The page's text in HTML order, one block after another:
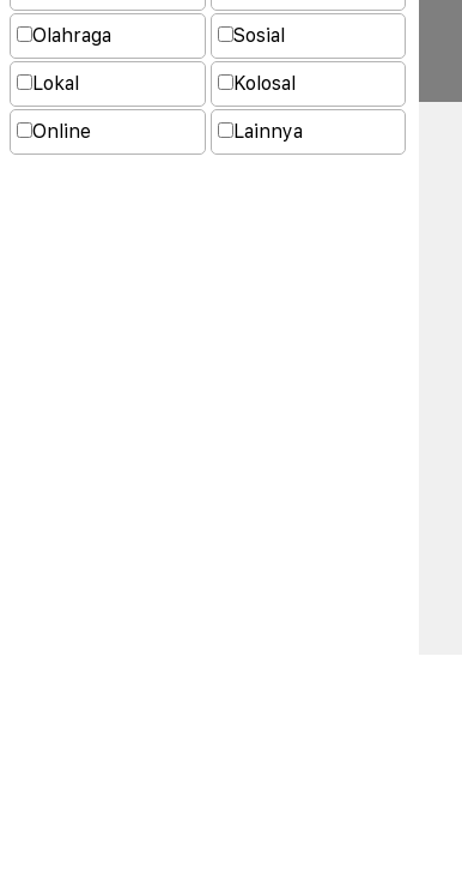
Olahraga Sosial
Lokal Kolosal
Online Lainnya